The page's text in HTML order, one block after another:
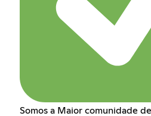
Somos a Maior comunidade